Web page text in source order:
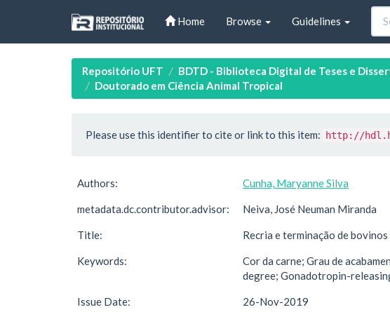
Home Browse Guidelines
Repositório UFT BDTD - Biblioteca Digital de Teses e
Doutorado em Ciência Animal Tropical
Please use this identifier to cite or link to this item: http://
Authors: Cunha, Maryanne Silva
metadata.dc.contributor.advisor: Neiva, José Neuman Miranda
Title: Recria e terminação de
Keywords:
Cor da carne; Grau de
degree; Gonadotropin-
Issue Date: 26-Nov-2019